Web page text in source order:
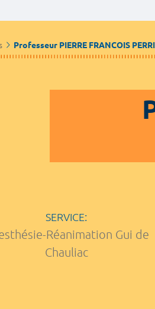
Professeur PIERRE FRANCOIS
SERVICE:
Réanimation Gui de
Chauliac